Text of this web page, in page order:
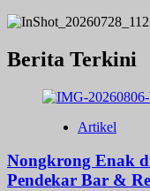
Berita Terkini
Artikel
Nongkrong Enak
Pendekar Bar &